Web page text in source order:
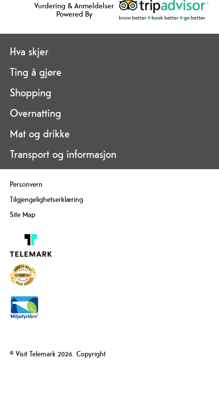
Vurdering & Anmeldelser
Powered By
Hva skjer
Ting å gjøre
Shopping
Overnatting
Mat og drikke
Transport og informasjon
Personvern
Tilgjengelighetserklæring
Site Map
© Visit Telemark 2026. Copyright